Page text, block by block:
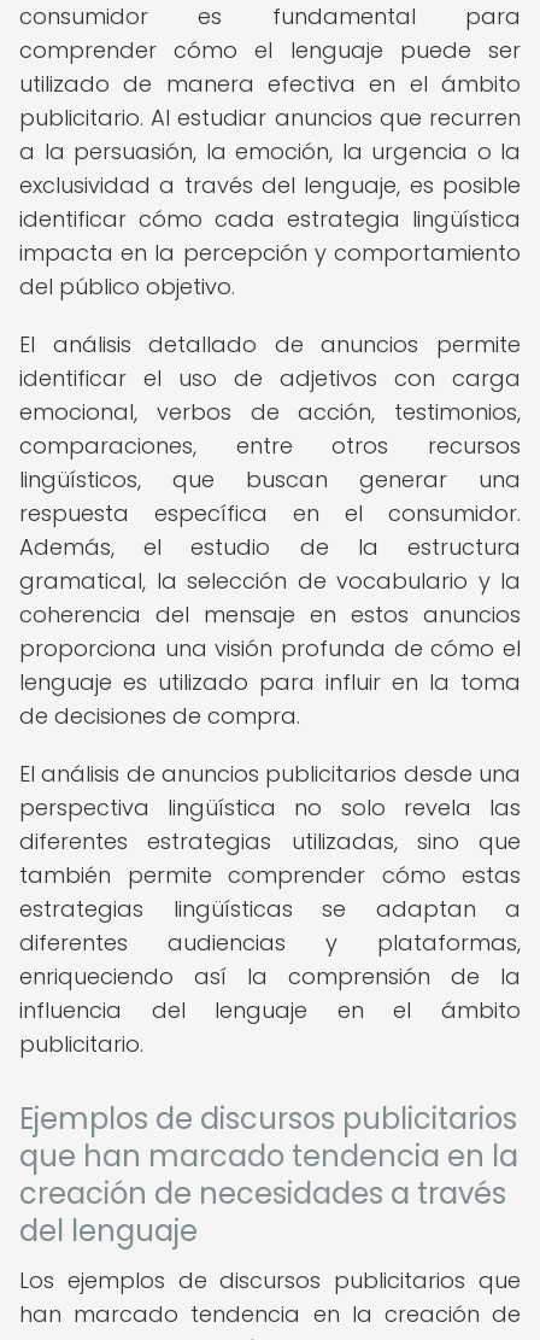
consumidor es fundamental para
comprender cómo el lenguaje puede ser
utilizado de manera efectiva en el ámbito
publicitario. Al estudiar anuncios que recurren
a la persuasión, la emoción, la urgencia o la
exclusividad a través del lenguaje, es posible
identificar cómo cada estrategia lingüística
impacta en la percepción y comportamiento
del público objetivo.
El análisis detallado de anuncios permite
identificar el uso de adjetivos con carga
emocional, verbos de acción, testimonios,
comparaciones, entre otros recursos
lingüísticos, que buscan generar una
respuesta específica en el consumidor.
Además, el estudio de la estructura
gramatical, la selección de vocabulario y la
coherencia del mensaje en estos anuncios
proporciona una visión profunda de cómo el
lenguaje es utilizado para influir en la toma
de decisiones de compra.
El análisis de anuncios publicitarios desde una
perspectiva lingüística no solo revela las
diferentes estrategias utilizadas, sino que
también permite comprender cómo estas
estrategias lingüísticas se adaptan a
diferentes audiencias y plataformas,
enriqueciendo así la comprensión de la
influencia del lenguaje en el ámbito
publicitario.
Ejemplos de discursos publicitarios
que han marcado tendencia en la
creación de necesidades a través
del lenguaje
Los ejemplos de discursos publicitarios que
han marcado tendencia en la creación de